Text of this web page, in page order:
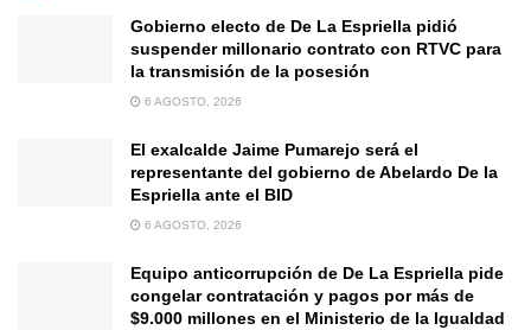
Gobierno electo de De La Espriella pidió
suspender millonario contrato con RTVC para
la transmisión de la posesión
6 AGOSTO, 2026
El exalcalde Jaime Pumarejo será el
representante del gobierno de Abelardo De la
Espriella ante el BID
6 AGOSTO, 2026
Equipo anticorrupción de De La Espriella pide
congelar contratación y pagos por más de
$9.000 millones en el Ministerio de la Igualdad